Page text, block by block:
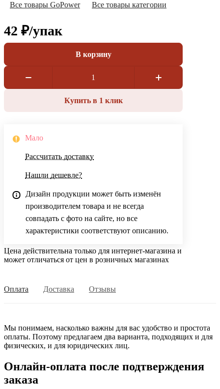
Все товары GoPower Все товары категории
42 ₽/упак
В корзину
Купить в 1 клик
Мало
Рассчитать доставку
Нашли дешевле?
Дизайн продукции может быть изменён
производителем товара и не всегда
совпадать с фото на сайте, но все
характеристики соответствуют описанию.
Цена действительна только для интернет-магазина и
может отличаться от цен в розничных магазинах
Оплата Доставка Отзывы
Мы понимаем, насколько важны для вас удобство и простота
оплаты. Поэтому предлагаем два варианта, подходящих и для
физических, и для юридических лиц.
Онлайн-оплата после подтверждения
заказа